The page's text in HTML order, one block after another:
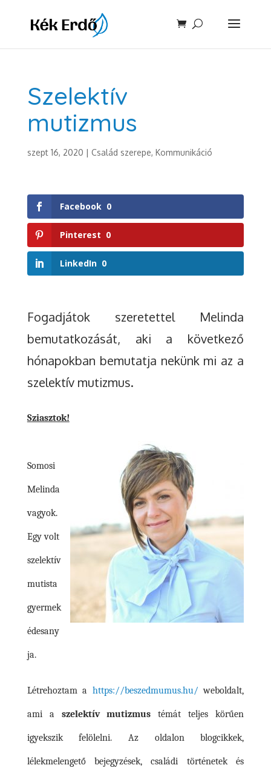
Szelektív
mutizmus
szept 16, 2020 | Család szerepe, Kommunikáció
Facebook 0
Pinterest 0
LinkedIn 0
Fogadjátok szeretettel Melinda
bemutatkozását, aki a következő
hónapokban bemutatja nekünk mi az a
szelektív mutizmus.
Sziasztok!
Somosi
Melinda
vagyok.
Egy volt
szelektív
mutista
gyermek
édesany
ja.
Létrehoztam a https://beszedmumus.hu/ weboldalt,
ami a szelektív mutizmus témát teljes körűen
igyekszik felölelni. Az oldalon blogcikkek,
lélekmelengető bejegyzések, családi történetek és